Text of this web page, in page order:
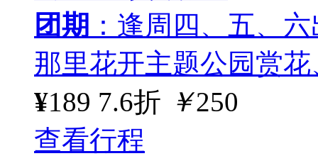
团期 ：逢周四、五、
那里花开主题公园赏
¥189 7.6折 ￥250
查看行程